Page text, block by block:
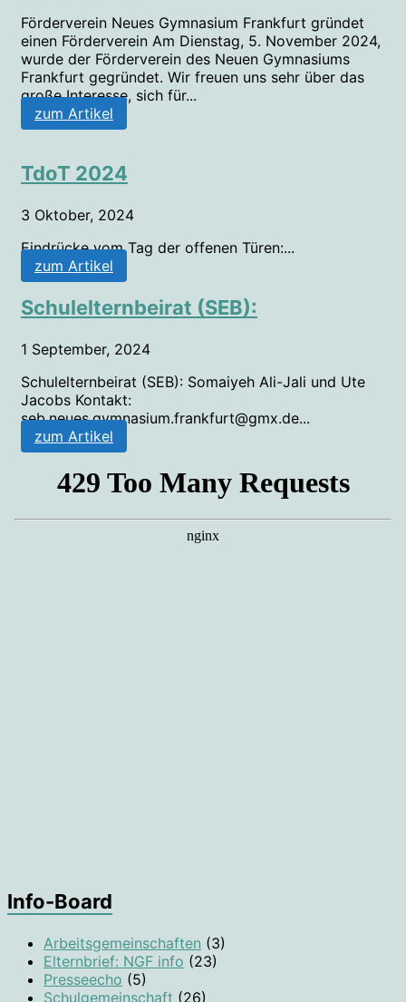
Förderverein Neues Gymnasium Frankfurt gründet
einen Förderverein Am Dienstag, 5. November 2024,
wurde der Förderverein des Neuen Gymnasiums
Frankfurt gegründet. Wir freuen uns sehr über das
große Interesse, sich für...
zum Artikel
TdoT 2024
3 Oktober, 2024
Eindrücke vom Tag der offenen Türen:...
zum Artikel
Schulelternbeirat (SEB):
1 September, 2024
Schulelternbeirat (SEB): Somaiyeh Ali-Jali und Ute
Jacobs Kontakt:
seb.neues.gymnasium.frankfurt@gmx.de...
zum Artikel
Info-Board
Arbeitsgemeinschaften (3)
Elternbrief: NGF info (23)
Presseecho (5)
Schulgemeinschaft (26)